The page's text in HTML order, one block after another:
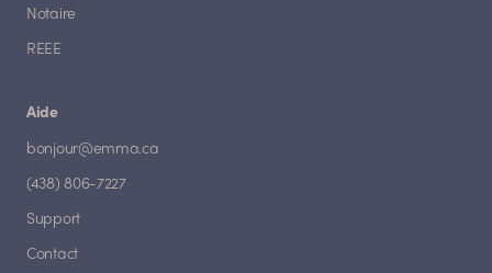
Notaire
REEE
Aide
bonjour@emma.ca
(438) 806-7227
Support
Contact